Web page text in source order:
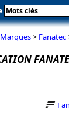
Marques> Fanatec